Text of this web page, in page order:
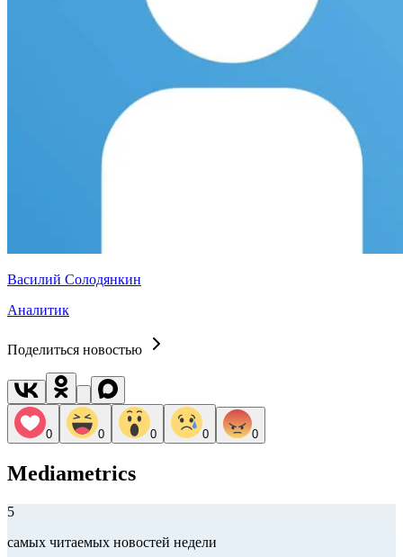
Василий Солодянкин
Аналитик
Поделиться новостью
0 0 0 0 0
Mediametrics
5
самых читаемых новостей недели